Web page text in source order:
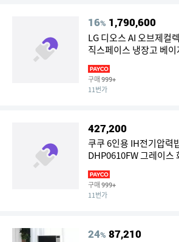
16% 1,790,600
LG 디오스 AI 오브제컬
직스페이스 냉장고 베
구매 999+
11번가
427,200
쿠쿠 6인용 IH전기압력
DHP0610FW 그레이스
구매 999+
11번가
24% 87,210